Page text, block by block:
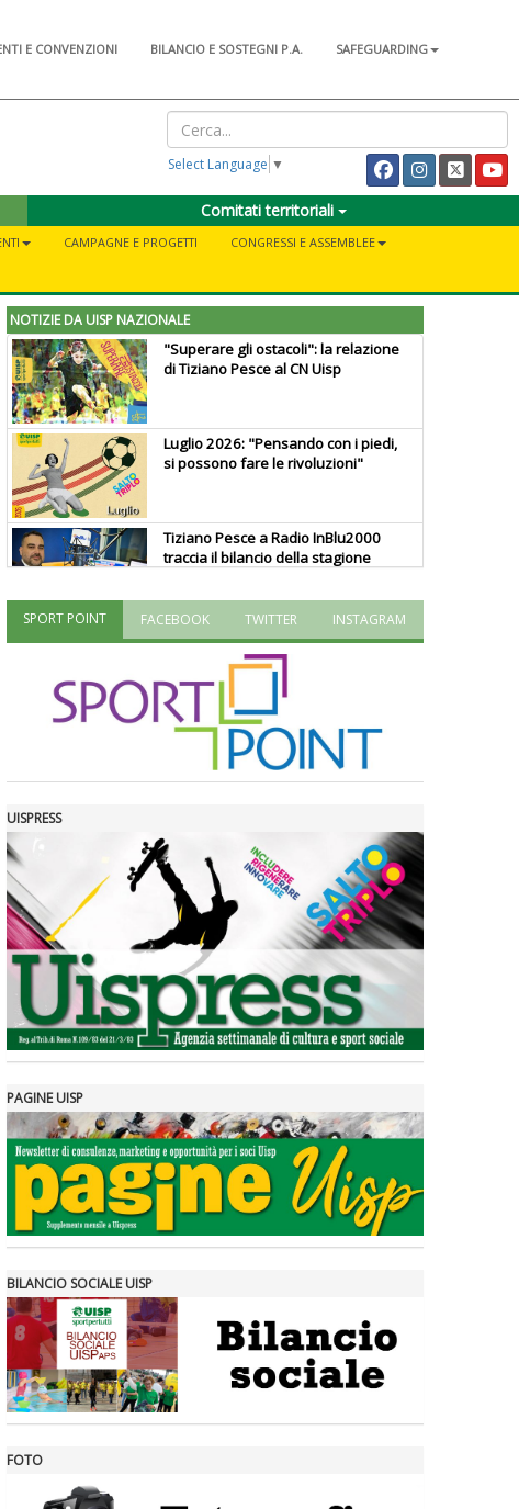
E CONVENZIONI BILANCIO E SOSTEGNI P.A.
SAFEGUARDING
Select Language ▼
Comitati territoriali
CAMPAGNE E PROGETTI
CONGRESSI E ASSEMBLEE
NOTIZIE DA UISP NAZIONALE
"Superare gli ostacoli": la relazione
di Tiziano Pesce al CN Uisp
Luglio 2026: "Pensando con i piedi,
si possono fare le rivoluzioni"
Tiziano Pesce a Radio InBlu2000
traccia il bilancio della stagione
valorizzi le nostre specificità"
La formazione Uisp rallenta ma
prosegue anche in estate
Fondazione Terzjus: prima riunione
a Roma
SPORT POINT FACEBOOK TWITTER INSTAGRAM
UISPRESS
PAGINE UISP
BILANCIO SOCIALE UISP
FOTO